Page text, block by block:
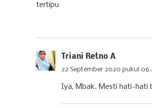
tertipu
Triani Retno A
22 September 2020 pukul
Iya, Mbak. Mesti hati-hati